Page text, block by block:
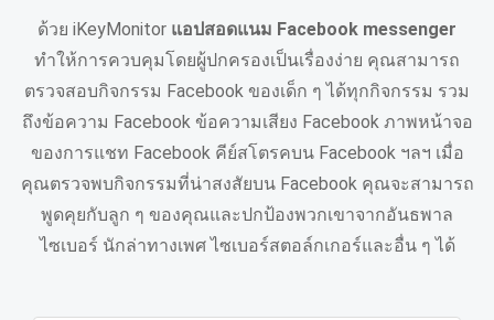
ด้วย iKeyMonitor แอปสอดแนม Facebook messenger
ทำให้การควบคุมโดยผู้ปกครองเป็นเรื่องง่าย คุณสามารถ
ตรวจสอบกิจกรรม Facebook ของเด็ก ๆ ได้ทุกกิจกรรม รวม
ถึงข้อความ Facebook ข้อความเสียง Facebook ภาพหน้าจอ
ของการแชท Facebook คีย์สโตรคบน Facebook ฯลฯ เมื่อ
คุณตรวจพบกิจกรรมที่น่าสงสัยบน Facebook คุณจะสามารถ
พูดคุยกับลูก ๆ ของคุณและปกป้องพวกเขาจากอันธพาล
ไซเบอร์ นักล่าทางเพศ ไซเบอร์สตอล์กเกอร์และอื่น ๆ ได้